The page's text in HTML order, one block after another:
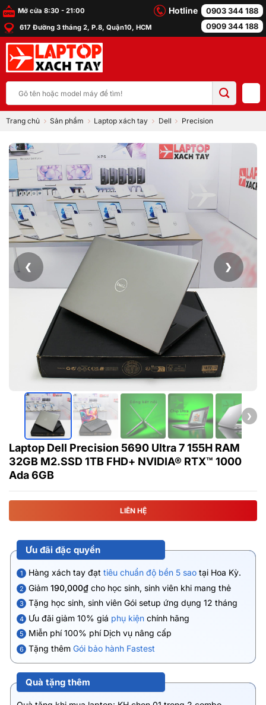
Bỏ
qua
nội
dung
Mở cửa 8:30 - 21:00
617 Đường 3 tháng 2, P.8, Quận10, HCM
Hotline
0903 344 188
0909 344 188
kiếm:
Trang chủ Sản phẩm Laptop xách tay Dell Precision
❮ ❯
❯
Laptop Dell Precision 5690 Ultra 7 155H RAM
32GB M2.SSD 1TB FHD+ NVIDIA® RTX™ 1000
Ada 6GB
LIÊN HỆ
Ưu đãi đặc quyền
1 Hàng xách tay đạt tiêu chuẩn độ bền 5 sao tại Hoa Kỳ.
2 Giảm 190,000₫ cho học sinh, sinh viên khi mang thẻ
3 Tặng học sinh, sinh viên Gói setup ứng dụng 12 tháng
4 Ưu đãi giảm 10% giá phụ kiện chính hãng
5 Miễn phí 100% phí Dịch vụ nâng cấp
6 Tặng thêm Gói bảo hành Fastest
Quà tặng thêm